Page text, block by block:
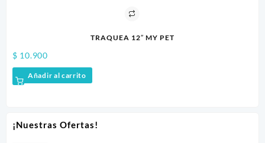
TRAQUEA 12″ MY PET
10.900
Añadir al carrito
¡Nuestras Ofertas!